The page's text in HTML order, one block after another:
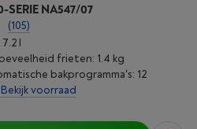
SERIE NA547/07
(105)
l
frieten: 1.4 kg
bakprogramma's: 12
Bekijk voorraad